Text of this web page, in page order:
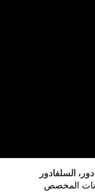
السلفادور
المخصص